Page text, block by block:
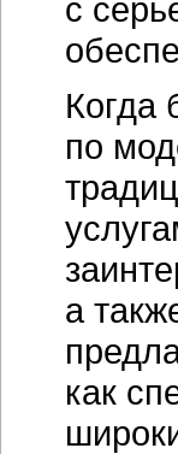
с
Когда
по
а
как